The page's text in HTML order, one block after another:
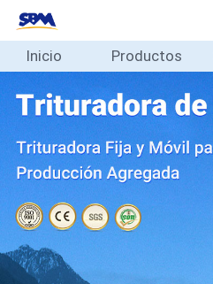
Inicio
Productos
Soluciones
Casos
Blog
Sobre
Contacto
Español
Inicio Productos